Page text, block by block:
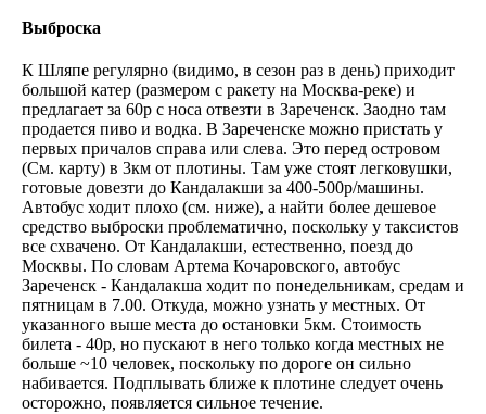
Выброска
К Шляпе регулярно (видимо, в сезон раз в день) приходит
большой катер (размером с ракету на Москва-реке) и
предлагает за 60р с носа отвезти в Зареченск. Заодно там
продается пиво и водка. В Зареченске можно пристать у
первых причалов справа или слева. Это перед островом
(См. карту) в 3км от плотины. Там уже стоят легковушки,
готовые довезти до Кандалакши за 400-500р/машины.
Автобус ходит плохо (см. ниже), а найти более дешевое
средство выброски проблематично, поскольку у таксистов
все схвачено. От Кандалакши, естественно, поезд до
Москвы. По словам Артема Кочаровского, автобус
Зареченск - Кандалакша ходит по понедельникам, средам и
пятницам в 7.00. Откуда, можно узнать у местных. От
указанного выше места до остановки 5км. Стоимость
билета - 40р, но пускают в него только когда местных не
больше ~10 человек, поскольку по дороге он сильно
набивается. Подплывать ближе к плотине следует очень
осторожно, появляется сильное течение.